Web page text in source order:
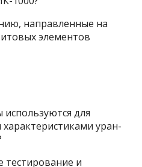
направленные на
элементов
для
уран-
тестирование и